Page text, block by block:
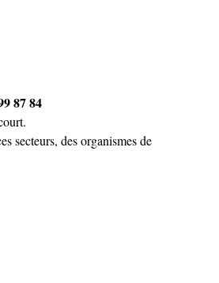
87 84
secteurs, des organismes de